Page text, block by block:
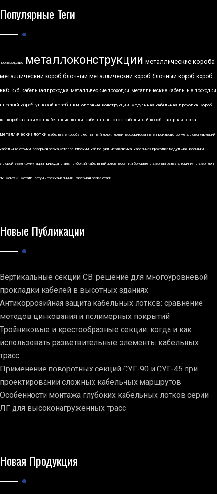
Популярные Теги
производство металлоконструкции металлические короба
металлический короб блочный металлический короб блочный короб короб
ккб ккб кабельная проходка металлические проходки металлические кабельные проходки
плоский короб угловой короб пкм опорные конструкции модульная кабельная проходка короб
кз коробка зажимов кабельные лотки кабельный лоток кабельный короб лазерная резка
металлические лотки кабельные короба лестничный лоток лотки перфорированные производство металлоконструкций
кабельные стойки лазерная резка металла плоский ккб по укп нержавейка кабельная проходка модульная косынки
угловой узел коммутации привода сталь глубокий кабельный лоток косынки боковые лазерная резка алюминия лазер лэп
пк монтаж металл латунь трехканальный лазерная резка стали
Новые Публикации
Вертикальные секции СВ: решение для многоуровневой
прокладки кабелей в высотных зданиях
Антикоррозийная защита кабельных лотков: сравнение
методов цинкования и полимерных покрытий
Тройниковые и крестообразные секции: когда и как
использовать разветвительные элементы кабельных
трасс
Применение поворотных секций СУГ-90 и СУГ-45 при
проектировании сложных кабельных маршрутов
Особенности монтажа глубоких кабельных лотков серии
ЛГ для высоконагруженных трасс
Новая Продукция